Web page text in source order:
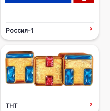
Россия-1
ТНТ